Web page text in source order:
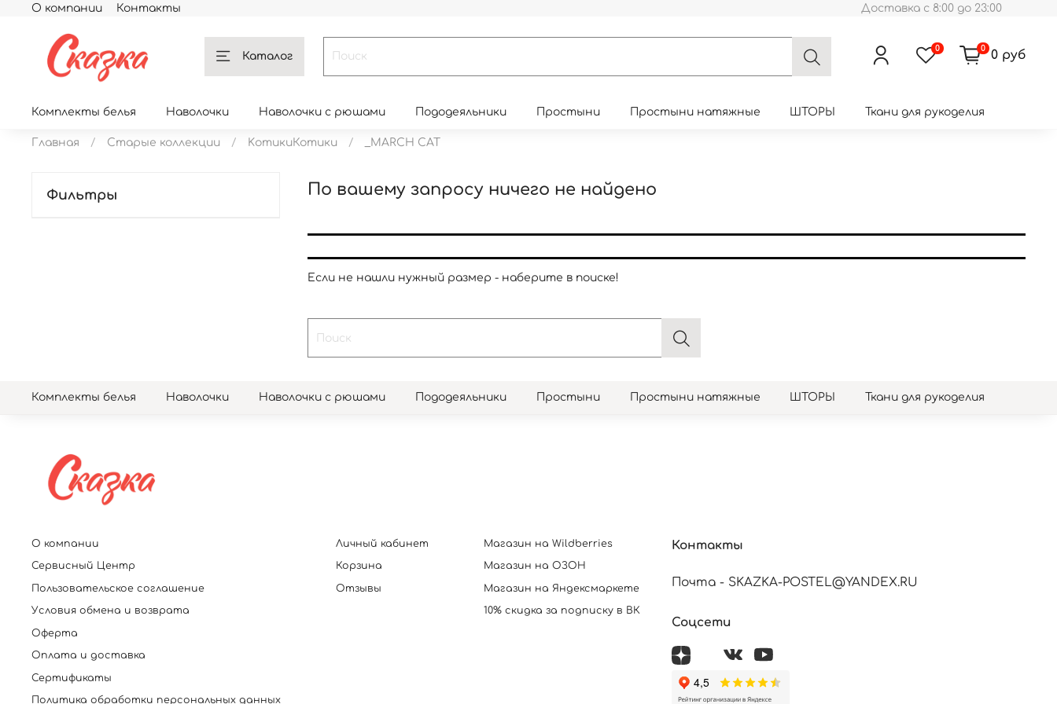
О компании Контакты Доставка с 8:00 до 23:00
Каталог
0 0 0 руб
Комплекты белья Наволочки Наволочки с рюшами Пододеяльники Простыни Простыни натяжные ШТОРЫ Ткани для рукоделия
Главная Старые коллекции KотикиКотики _MARCH CAT
По вашему запросу ничего не найдено
Если не нашли нужный размер - наберите в поиске!
Фильтры
Комплекты белья Наволочки Наволочки с рюшами Пододеяльники Простыни Простыни натяжные ШТОРЫ Ткани для рукоделия
О компании
Сервисный Центр
Пользовательское соглашение
Условия обмена и возврата
Оферта
Оплата и доставка
Сертификаты
Политика обработки персональных данных
Личный кабинет
Корзина
Отзывы
Магазин на Wildberries
Магазин на ОЗОН
Магазин на Яндексмаркете
10% скидка за подписку в ВК
Контакты
Почта - SKAZKA-POSTEL@YANDEX.RU
Соцсети